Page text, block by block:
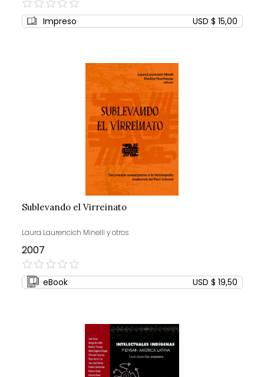
0%
Impreso USD $ 15,00
Sublevando el Virreinato
Laura Laurencich Minelli y otros
2007
0%
eBook USD $ 19,50